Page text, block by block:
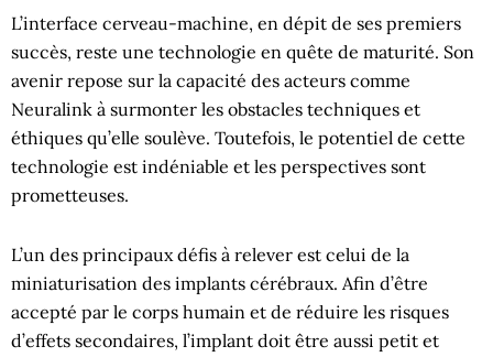
L’interface cerveau-machine, en dépit de ses premiers
succès, reste une technologie en quête de maturité. Son
avenir repose sur la capacité des acteurs comme
Neuralink à surmonter les obstacles techniques et
éthiques qu’elle soulève. Toutefois, le potentiel de cette
technologie est indéniable et les perspectives sont
prometteuses.
L’un des principaux défis à relever est celui de la
miniaturisation des implants cérébraux. Afin d’être
accepté par le corps humain et de réduire les risques
d’effets secondaires, l’implant doit être aussi petit et